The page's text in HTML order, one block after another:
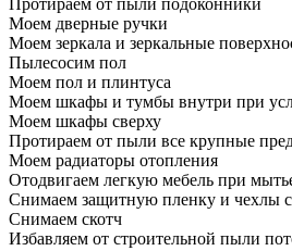
Протираем от пыли подоконники
Моем дверные ручки
Моем зеркала и зеркальные
Пылесосим пол
Моем пол и плинтуса
Моем шкафы и тумбы внутри при
Моем шкафы сверху
Протираем от пыли все крупные
Моем радиаторы отопления
Отодвигаем легкую мебель при
Снимаем защитную пленку и чехлы
Снимаем скотч
Избавляем от строительной пыли